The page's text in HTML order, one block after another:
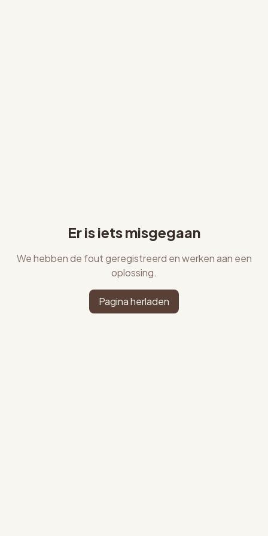
Er is iets misgegaan
We hebben de fout geregistreerd en werken aan een
oplossing.
Pagina herladen